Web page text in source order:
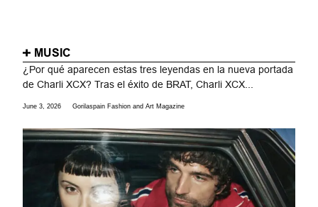
MUSIC
¿Por qué aparecen estas tres leyendas en la nueva portada
de Charli XCX? Tras el éxito de BRAT, Charli XCX...
June 3, 2026 Gorilaspain Fashion and Art Magazine